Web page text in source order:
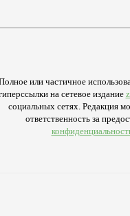
или частичное
на сетевое издание
социальных сетях. Редакция
ответственность за